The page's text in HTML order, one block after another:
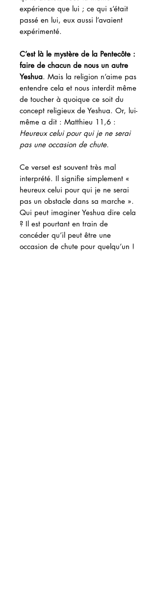
expérience que lui ; ce qui s’était
passé en lui, eux aussi l’avaient
expérimenté.
C’est là le mystère de la Pentecôte :
faire de chacun de nous un autre
Yeshua. Mais la religion n’aime pas
entendre cela et nous interdit même
de toucher à quoique ce soit du
concept religieux de Yeshua. Or, lui-
même a dit : Matthieu 11,6 :
Heureux celui pour qui je ne serai
pas une occasion de chute.
Ce verset est souvent très mal
interprété. Il signifie simplement «
heureux celui pour qui je ne serai
pas un obstacle dans sa marche ».
Qui peut imaginer Yeshua dire cela
? Il est pourtant en train de
concéder qu’il peut être une
occasion de chute pour quelqu’un !